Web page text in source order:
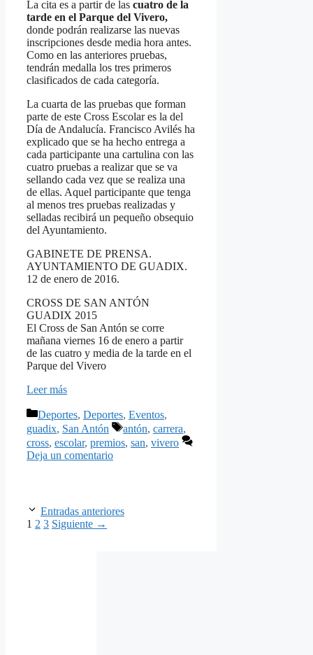
La cita es a partir de las cuatro de la
tarde en el Parque del Vivero,
donde podrán realizarse las nuevas
inscripciones desde media hora antes.
Como en las anteriores pruebas,
tendrán medalla los tres primeros
clasificados de cada categoría.
La cuarta de las pruebas que forman
parte de este Cross Escolar es la del
Día de Andalucía. Francisco Avilés ha
explicado que se ha hecho entrega a
cada participante una cartulina con las
cuatro pruebas a realizar que se va
sellando cada vez que se realiza una
de ellas. Aquel participante que tenga
al menos tres pruebas realizadas y
selladas recibirá un pequeño obsequio
del Ayuntamiento.
GABINETE DE PRENSA.
AYUNTAMIENTO DE GUADIX.
12 de enero de 2016.
CROSS DE SAN ANTÓN
GUADIX 2015
El Cross de San Antón se corre
mañana viernes 16 de enero a partir
de las cuatro y media de la tarde en el
Parque del Vivero
Leer más
Categorías
Deportes, Deportes, Eventos,
guadix, San Antón Etiquetas
antón, carrera,
cross, escolar, premios, san, vivero
Deja un comentario
Entradas anteriores
Página
1 Página
2 Página
3 Siguiente →